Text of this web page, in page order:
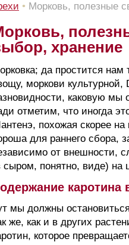
• Морковь, полезные
хранение
да простится
моркови культурной,
каковую мы
отметим, что иногда
похожая скорее
для раннего сбора,
от внешности,
сыром, понятно, виде) на
каротина
мы должны
же, как и в других
которое